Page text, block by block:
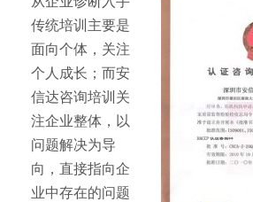
传统培训主要是
面向个体，关注
个人成长；而安
信达咨询培训关
注企业整体，以
问题解决为导
向，直接指向企
业中存在的问题